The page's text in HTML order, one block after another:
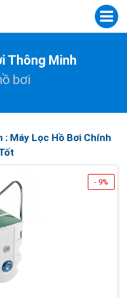
Thông Minh
bơi
: Máy Lọc Hồ Bơi Chính
- 9%